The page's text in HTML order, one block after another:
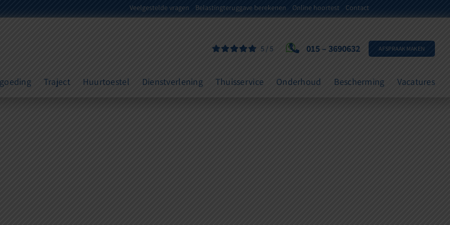
Veelgestelde vragen Belastingteruggave berekenen Online hoortest Contact
5/5 015 – 3690632 AFSPRAAK MAKEN
Traject Huurtoestel Dienstverlening Thuisservice Onderhoud Bescherming Vacatures